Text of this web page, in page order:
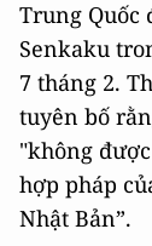
Trung Quốc
Senkaku
7 tháng 2.
tuyên bố
"không
hợp pháp
Nhật Bản”.